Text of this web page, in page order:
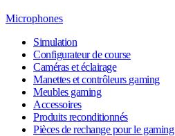
Microphones
Simulation
Configurateur de course
Caméras et éclairage
Manettes et contrôleurs gaming
Meubles gaming
Accessoires
Produits reconditionnés
Pièces de rechange pour le gaming